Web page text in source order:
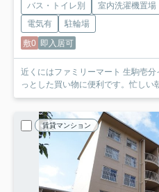
バス・トイレ別 室内洗濯機置場
電気有
駐輪場
敷0 即入居可
近くにはファミリーマート 生駒壱
っとした買い物に便利です。忙しい
賃貸マンション